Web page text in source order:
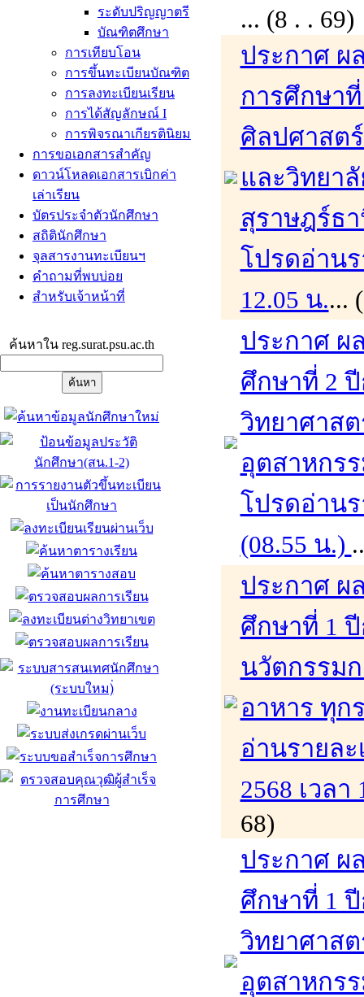
ระดับปริญญาตรี
บัณฑิตศึกษา
การเทียบโอน
การขึ้นทะเบียนบัณฑิต
การลงทะเบียนเรียน
การได้สัญลักษณ์ I
การพิจรณาเกียรตินิยม
การขอเอกสารสำคัญ
ดาวน์โหลดเอกสารเบิกค่า
เล่าเรียน
บัตรประจำตัวนักศึกษา
สถิตินักศึกษา
จุลสารงานทะเบียนฯ
คำถามที่พบบ่อย
สำหรับเจ้าหน้าที่
ค้นหาใน reg.surat.psu.ac.th
... (8 . .
ประกาศ ผ
การศึกษา
ศิลปศาสต
และวิทยา
สุราษฎร์ธ
โปรดอ่านร
12.05 น....
ประกาศ ผ
ศึกษาที่ 2
วิทยาศาส
อุตสาหกร
โปรดอ่านร
(08.55 น.)
ประกาศ ผ
ศึกษาที่ 1
นวัตกรรม
อาหาร ทุก
อ่านรายละ
2568 เวล
68)
ประกาศ ผ
ศึกษาที่ 1
วิทยาศาส
อุตสาหกร